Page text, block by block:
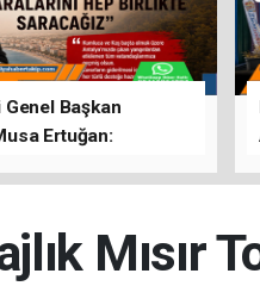
Başkan
Ertuğan:
Mısır